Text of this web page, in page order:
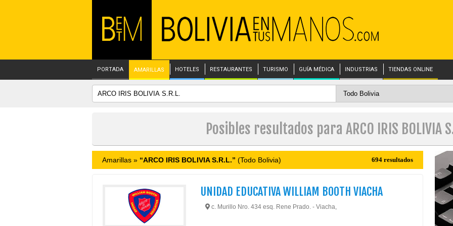
PORTADA AMARILLAS HOTELES RESTAURANTES TURISMO GUÍA MÉDICA INDUSTRIAS TIENDAS ONLINE
Posibles resultados para ARCO IRIS BOLIVIA
Amarillas » “ARCO IRIS BOLIVIA S.R.L.” (Todo Bolivia) 694 resultados
UNIDAD EDUCATIVA WILLIAM BOOTH VIACHA
c. Murillo Nro. 434 esq. Rene Prado. - Viacha,